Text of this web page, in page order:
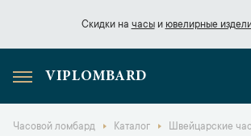
Скидки на часыи ювелирные
Скидки начасы
VIPLOMBARD
Часовой ломбард Каталог Швейцарские